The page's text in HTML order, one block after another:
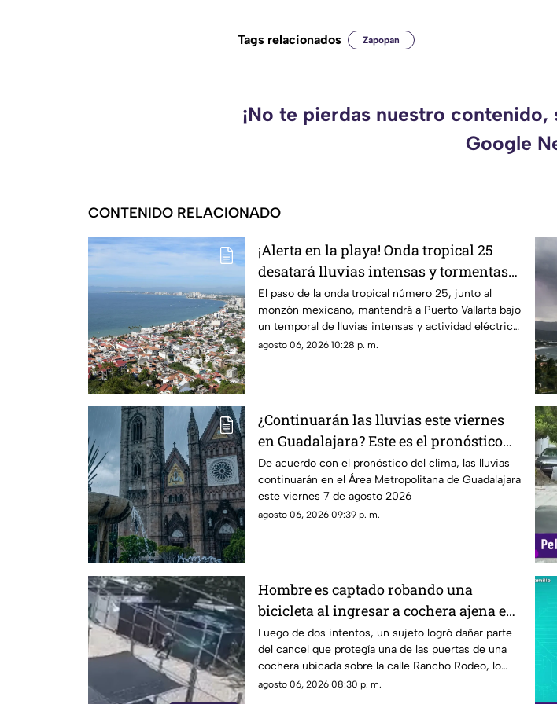
Tags relacionados Zapopan
¡No te pierdas nuestro
Google
CONTENIDO RELACIONADO
¡Alerta en la playa! Onda tropical 25
desatará lluvias intensas y tormentas
en Puerto Vallarta
El paso de la onda tropical número 25, junto al
monzón mexicano, mantendrá a Puerto Vallarta bajo
un temporal de lluvias intensas y actividad eléctrica
durante la tarde
agosto 06, 2026 10:28 p. m.
¿Continuarán las lluvias este viernes
en Guadalajara? Este es el pronóstico
del clima hoy 7 de agosto
De acuerdo con el pronóstico del clima, las lluvias
continuarán en el Área Metropolitana de Guadalajara
este viernes 7 de agosto 2026
agosto 06, 2026 09:39 p. m.
Hombre es captado robando una
bicicleta al ingresar a cochera ajena en
calle Rancho Rodeo
Luego de dos intentos, un sujeto logró dañar parte
del cancel que protegía una de las puertas de una
cochera ubicada sobre la calle Rancho Rodeo, lo
que le permitió ingresar al inmueble.
agosto 06, 2026 08:30 p. m.